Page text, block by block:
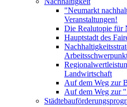
"Neumarkt
Veranstaltungen!
Die Realutopie für
Hauptstadt des
Landwirtschaft
Auf dem Weg zur
Auf dem Weg zur